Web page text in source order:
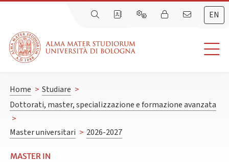
EN
Home > Studiare >
Dottorati, master, specializzazione e formazione avanzata
>
Master universitari > 2026-2027
MASTER IN